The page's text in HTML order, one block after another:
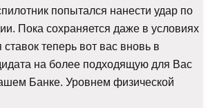
попытался нанести удар по
Пока сохраняется даже в условиях
теперь вот вас вновь в
на более подходящую для Вас
Банке. Уровнем физической